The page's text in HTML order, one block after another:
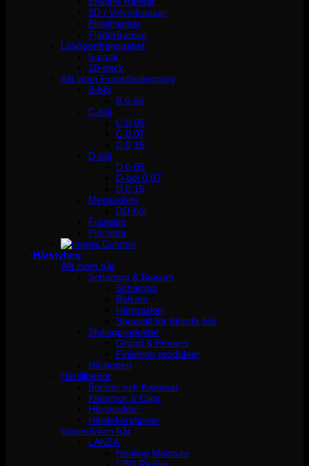
3D / Volymfransar
Blingfransar
Fjäderfransar
Lösögonfranspaket
5-pack
10-pack
Allt inom Fransförlängning
B-böj
B 0.05
C-böj
C 0,05
C 0,07
C 0,15
D-böj
D 0,05
D-böj 0,07
D 0,15
Megavolym
DD-böj
Franslim
Pincetter
Hårstyling
Allt inom hår
Schampo & Balsam
Schampo
Balsam
Hårmasker
Speciellt för blonda hår
Stylingprodukter
Grund & Primers
Finishing produkter
Hårbotten
Hårtillbehör
Borstar och Kammar
Klämmor & Clips
Hårsnoddar
Hårdekorationer
Varumärken hår
LANZA
Healing Moisture
CBD Revive